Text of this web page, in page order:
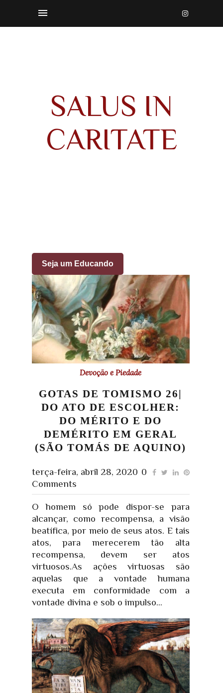
SALUS IN
CARITATE
Seja um Educando
Devoção e Piedade
GOTAS DE TOMISMO 26|
DO ATO DE ESCOLHER:
DO MÉRITO E DO
DEMÉRITO EM GERAL
(SÃO TOMÁS DE AQUINO)
terça-feira, abril 28, 2020 0
Comments
O homem só pode dispor-se para
alcançar, como recompensa, a visão
beatífica, por meio de seus atos. E tais
atos, para merecerem tão alta
recompensa, devem ser atos
virtuosos.As ações virtuosas são
aquelas que a vontade humana
executa em conformidade com a
vontade divina e sob o impulso...